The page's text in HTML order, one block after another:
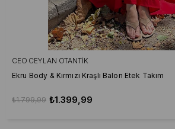
CEO CEYLAN OTANTIK
Ekru Body & Kırmızı Kraşlı Balon Etek Takım
₺1.399,99
₺1.799,99